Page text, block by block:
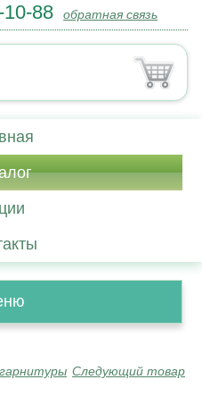
88 обратная связь
Следующий товар